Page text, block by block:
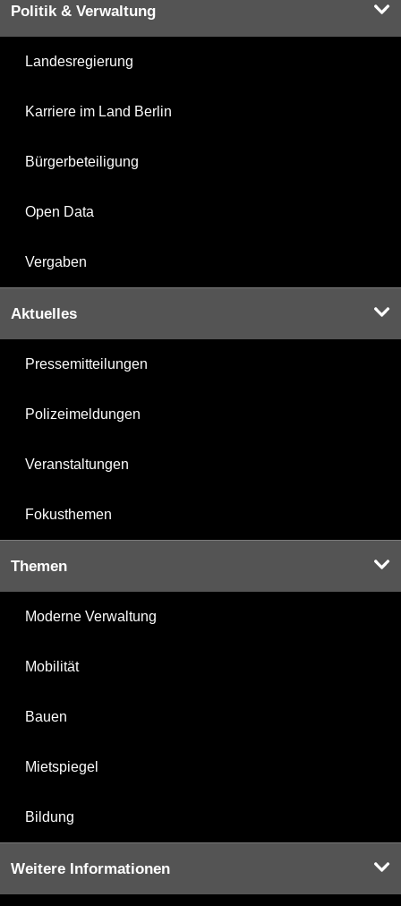
Politik & Verwaltung
Landesregierung
Karriere im Land Berlin
Bürgerbeteiligung
Open Data
Vergaben
Aktuelles
Pressemitteilungen
Polizeimeldungen
Veranstaltungen
Fokusthemen
Themen
Moderne Verwaltung
Mobilität
Bauen
Mietspiegel
Bildung
Weitere Informationen